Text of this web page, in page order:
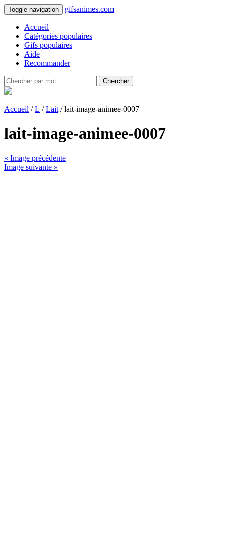
Toggle navigation gifsanimes.com
Accueil
Catégories populaires
Gifs populaires
Aide
Recommander
Chercher
Accueil /L /Lait / lait-image-animee-0007
lait-image-animee-0007
« Image précédente
Image suivante »